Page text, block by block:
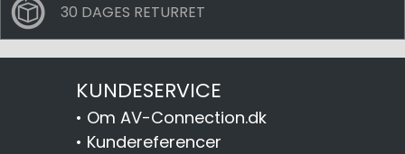
30 DAGES RETURRET
KUNDESERVICE
• Om AV-Connection.dk
• Kundereferencer